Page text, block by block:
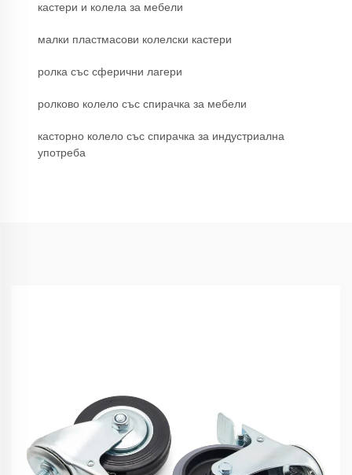
кастери и колела за мебели
малки пластмасови колелски кастери
ролка със сферични лагери
ролково колело със спирачка за мебели
касторно колело със спирачка за индустриална
употреба